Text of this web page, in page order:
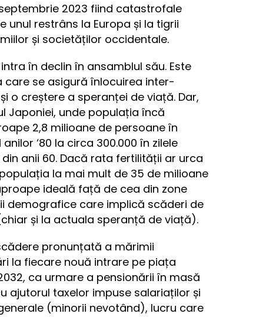
2023 fiind catastrofale
restrâns la Europa și la tigrii
și societăților occidentale.
în declin în ansamblul său. Este
se asigură înlocuirea inter-
o creștere a speranței de viață. Dar,
Japoniei, unde populația încă
2,8 milioane de persoane în
‘80 la circa 300.000 în zilele
anii 60. Dacă rata fertilității ar urca
la mai mult de 35 de milioane
ideală față de cea din zone
demografice care implică scăderi de
și la actuala speranță de viață).
pronunțată a mărimii
la fiecare nouă intrare pe piața
ca urmare a pensionării în masă
ajutorul taxelor impuse salariaților și
(minorii nevotând), lucru care